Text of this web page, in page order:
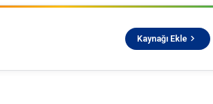
Kaynağı Ekle